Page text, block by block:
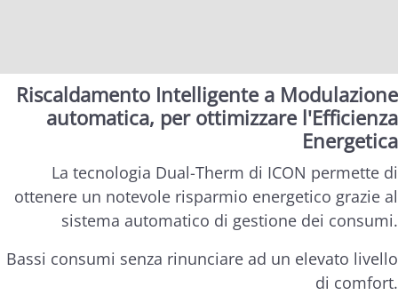
Riscaldamento Intelligente a Modulazione
automatica, per ottimizzare l'Efficienza
Energetica
La tecnologia Dual-Therm di ICON permette di
ottenere un notevole risparmio energetico grazie al
sistema automatico di gestione dei consumi.
Bassi consumi senza rinunciare ad un elevato livello
di comfort.